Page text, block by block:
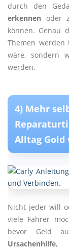
durch den
erkennen oder
können. Genau
Themen
wäre, sondern
werden.
4) Mehr
Alltag Gold
Nicht jeder will
viele Fahrer
bevor Geld
Ursachenhilfe,